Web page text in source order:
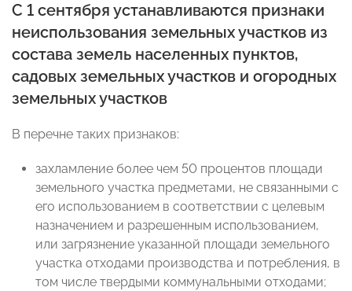
С 1 сентября устанавливаются признаки
неиспользования земельных участков из
состава земель населенных пунктов,
садовых земельных участков и огородных
земельных участков
В перечне таких признаков:
захламление более чем 50 процентов площади
земельного участка предметами, не связанными с
его использованием в соответствии с целевым
назначением и разрешенным использованием,
или загрязнение указанной площади земельного
участка отходами производства и потребления, в
том числе твердыми коммунальными отходами;